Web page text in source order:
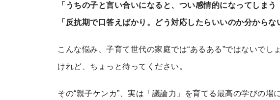
「うちの子と言い合いになると、つい感情的になってしまう
「反抗期で口答えばかり。どう対応したらいいのか分からな
こんな悩み、子育て世代の家庭では“あるある”ではないでし
けれど、ちょっと待ってください。
その“親子ケンカ”、実は「議論力」を育てる最高の学びの場